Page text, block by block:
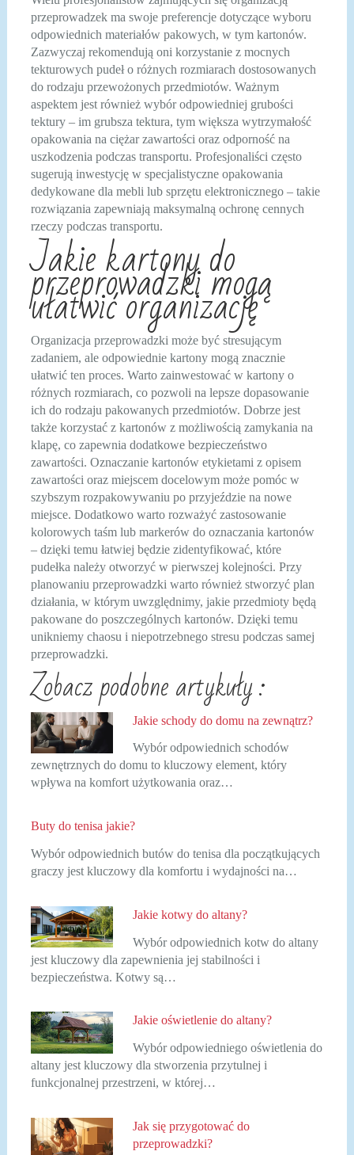
przeprowadzek ma swoje preferencje dotyczące wyboru
odpowiednich materiałów pakowych, w tym kartonów.
Zazwyczaj rekomendują oni korzystanie z mocnych
tekturowych pudeł o różnych rozmiarach dostosowanych
do rodzaju przewożonych przedmiotów. Ważnym
aspektem jest również wybór odpowiedniej grubości
tektury – im grubsza tektura, tym większa wytrzymałość
opakowania na ciężar zawartości oraz odporność na
uszkodzenia podczas transportu. Profesjonaliści często
sugerują inwestycję w specjalistyczne opakowania
dedykowane dla mebli lub sprzętu elektronicznego – takie
rozwiązania zapewniają maksymalną ochronę cennych
rzeczy podczas transportu.
Jakie kartony do
przeprowadzki mogą
ułatwić organizację
Organizacja przeprowadzki może być stresującym
zadaniem, ale odpowiednie kartony mogą znacznie
ułatwić ten proces. Warto zainwestować w kartony o
różnych rozmiarach, co pozwoli na lepsze dopasowanie
ich do rodzaju pakowanych przedmiotów. Dobrze jest
także korzystać z kartonów z możliwością zamykania na
klapę, co zapewnia dodatkowe bezpieczeństwo
zawartości. Oznaczanie kartonów etykietami z opisem
zawartości oraz miejscem docelowym może pomóc w
szybszym rozpakowywaniu po przyjeździe na nowe
miejsce. Dodatkowo warto rozważyć zastosowanie
kolorowych taśm lub markerów do oznaczania kartonów
– dzięki temu łatwiej będzie zidentyfikować, które
pudełka należy otworzyć w pierwszej kolejności. Przy
planowaniu przeprowadzki warto również stworzyć plan
działania, w którym uwzględnimy, jakie przedmioty będą
pakowane do poszczególnych kartonów. Dzięki temu
unikniemy chaosu i niepotrzebnego stresu podczas samej
przeprowadzki.
Zobacz podobne artykuły :
Jakie schody do domu na zewnątrz?
Wybór odpowiednich schodów
zewnętrznych do domu to kluczowy element, który
wpływa na komfort użytkowania oraz…
Buty do tenisa jakie?
Wybór odpowiednich butów do tenisa dla początkujących
graczy jest kluczowy dla komfortu i wydajności na…
Jakie kotwy do altany?
Wybór odpowiednich kotw do altany
jest kluczowy dla zapewnienia jej stabilności i
bezpieczeństwa. Kotwy są…
Jakie oświetlenie do altany?
Wybór odpowiedniego oświetlenia do
altany jest kluczowy dla stworzenia przytulnej i
funkcjonalnej przestrzeni, w której…
Jak się przygotować do
przeprowadzki?